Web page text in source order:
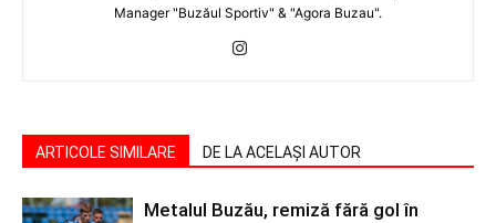
Manager "Buzăul Sportiv" & "Agora Buzau".
ARTICOLE SIMILARE DE LA ACELAȘI AUTOR
Metalul Buzău, remiză fără gol în